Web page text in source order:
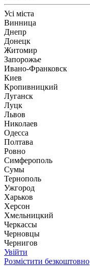
Усі міста
Винница
Днепр
Донецк
Житомир
Запорожье
Ивано-Франковск
Киев
Кропивницкий
Луганск
Луцк
Львов
Николаев
Одесса
Полтава
Ровно
Симферополь
Сумы
Тернополь
Ужгород
Харьков
Херсон
Хмельницкий
Черкассы
Чернoвцы
Чернигов
Увійти
Розмістити безкоштовно